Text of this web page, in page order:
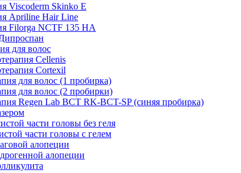
Viscoderm Skinko E
Apriline Hair Line
Filorga NCTF 135 HA
для волос
Cellenis
Cortexil
для волос (1 пробирка)
для волос (2 пробирки)
Regen Lab BCT RK-BCT-SP (синяя пробирка)
части головы без геля
части головы с гелем
алопеции
алопеции